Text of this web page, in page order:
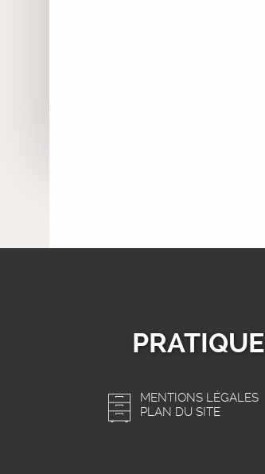
PRATIQUE
MENTIONS LÉGALES
PLAN DU SITE